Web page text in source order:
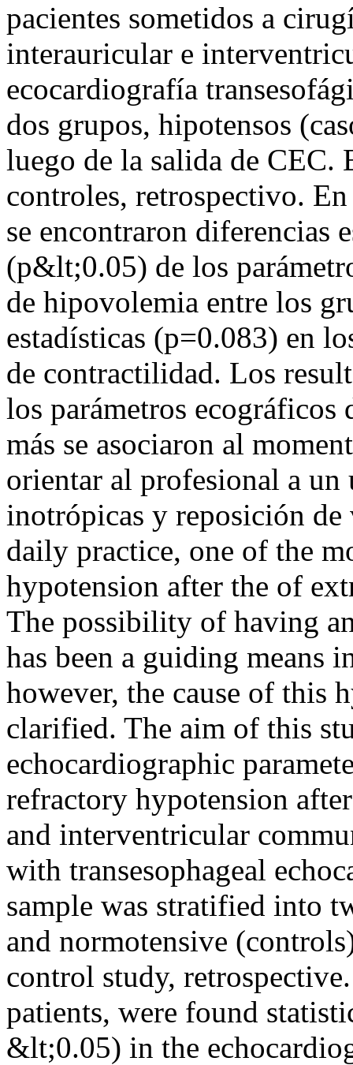
pacientes sometidos a
interauricular e
ecocardiografía
dos grupos, hipotensos
luego de la salida de CEC.
controles, retrospectivo.
se encontraron diferencias
(p&lt;0.05) de los
de hipovolemia entre los
estadísticas (p=0.083) en
de contractilidad. Los
los parámetros
más se asociaron al
orientar al profesional a un
inotrópicas y reposición
daily practice, one of the
hypotension after the of
The possibility of having
has been a guiding means
however, the cause of this
clarified. The aim of this
echocardiographic
refractory hypotension
and interventricular
with transesophageal
sample was stratified into
and normotensive
control study,
patients, were found
&lt;0.05) in the